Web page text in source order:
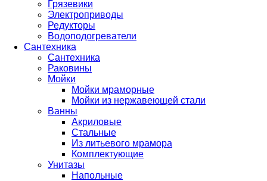
Грязевики
Электроприводы
Редукторы
Водоподогреватели
Сантехника
Сантехника
Раковины
Мойки
Мойки мраморные
Мойки из нержавеющей стали
Ванны
Акриловые
Стальные
Из литьевого мрамора
Комплектующие
Унитазы
Напольные